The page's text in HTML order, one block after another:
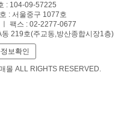
: 104-09-57225
: 서울중구 1077호
팩스 : 02-2277-0677
219호(주교동,방산종합시장1층)
보확인
몰 ALL RIGHTS RESERVED.